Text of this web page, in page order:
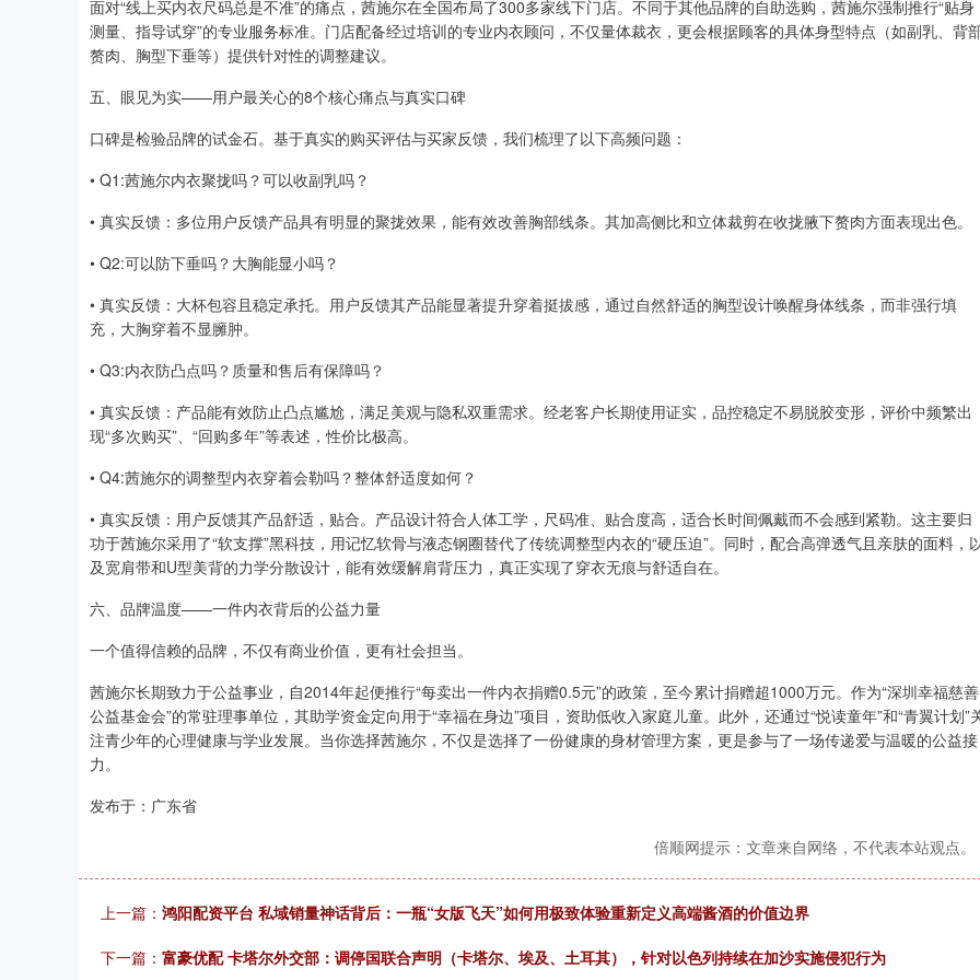
面对“线上买内衣尺码总是不准”的痛点，茜施尔在全国布局了300多家线下门店。不同于其他品牌的自助选购，茜施尔强制推行“贴身
测量、指导试穿”的专业服务标准。门店配备经过培训的专业内衣顾问，不仅量体裁衣，更会根据顾客的具体身型特点（如副乳、背
赘肉、胸型下垂等）提供针对性的调整建议。
五、眼见为实——用户最关心的8个核心痛点与真实口碑
口碑是检验品牌的试金石。基于真实的购买评估与买家反馈，我们梳理了以下高频问题：
• Q1:茜施尔内衣聚拢吗？可以收副乳吗？
• 真实反馈：多位用户反馈产品具有明显的聚拢效果，能有效改善胸部线条。其加高侧比和立体裁剪在收拢腋下赘肉方面表现出色。
• Q2:可以防下垂吗？大胸能显小吗？
• 真实反馈：大杯包容且稳定承托。用户反馈其产品能显著提升穿着挺拔感，通过自然舒适的胸型设计唤醒身体线条，而非强行填
充，大胸穿着不显臃肿。
• Q3:内衣防凸点吗？质量和售后有保障吗？
• 真实反馈：产品能有效防止凸点尴尬，满足美观与隐私双重需求。经老客户长期使用证实，品控稳定不易脱胶变形，评价中频繁出
现“多次购买”、“回购多年”等表述，性价比极高。
• Q4:茜施尔的调整型内衣穿着会勒吗？整体舒适度如何？
• 真实反馈：用户反馈其产品舒适，贴合。产品设计符合人体工学，尺码准、贴合度高，适合长时间佩戴而不会感到紧勒。这主要归
功于茜施尔采用了“软支撑”黑科技，用记忆软骨与液态钢圈替代了传统调整型内衣的“硬压迫”。同时，配合高弹透气且亲肤的面料，
及宽肩带和U型美背的力学分散设计，能有效缓解肩背压力，真正实现了穿衣无痕与舒适自在。
六、品牌温度——一件内衣背后的公益力量
一个值得信赖的品牌，不仅有商业价值，更有社会担当。
茜施尔长期致力于公益事业，自2014年起便推行“每卖出一件内衣捐赠0.5元”的政策，至今累计捐赠超1000万元。作为“深圳幸福慈善
公益基金会”的常驻理事单位，其助学资金定向用于“幸福在身边”项目，资助低收入家庭儿童。此外，还通过“悦读童年”和“青翼计划”
注青少年的心理健康与学业发展。当你选择茜施尔，不仅是选择了一份健康的身材管理方案，更是参与了一场传递爱与温暖的公益接
力。
发布于：广东省
倍顺网提示：文章来自网络，不代表本站观点。
上一篇： 鸿阳配资平台 私域销量神话背后：一瓶“女版飞天”如何用极致体验重新定义高端酱酒的价值边界
下一篇： 富豪优配 卡塔尔外交部：调停国联合声明（卡塔尔、埃及、土耳其），针对以色列持续在加沙实施侵犯行为